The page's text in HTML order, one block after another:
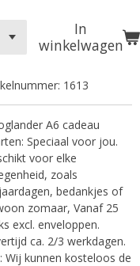
In
winkelwagen
1613
A6 cadeau
Speciaal voor jou.
voor elke
zoals
bedankjes of
zomaar, Vanaf 25
excl. enveloppen.
ca. 2/3 werkdagen.
Wij kunnen kosteloos de